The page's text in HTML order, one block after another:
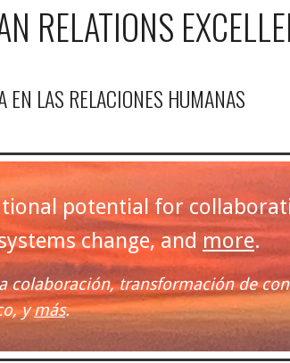
RELATIONS
EN LAS RELACIONES HUMANAS
potential for
change, and more.
colaboración, transformación de
ymás.